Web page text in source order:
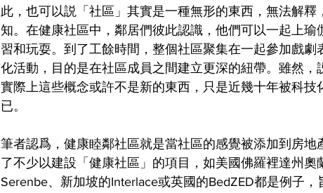
此，也可以説「社區」其實是一種無形的東西，無法解
知。在健康社區中，鄰居們彼此認識，他們可以一起上
習和玩耍。到了工餘時間，整個社區聚集在一起參加戲
化活動，目的是在社區成員之間建立更深的紐帶。雖然，
實際上這些概念或許不是新的東西，只是近幾十年被科
已。
筆者認爲，健康睦鄰社區就是當社區的感覺被添加到房
了不少以建設「健康社區」的項目，如美國佛羅裡達州奧
Serenbe、新加坡的Interlace或英國的BedZED都是例子，